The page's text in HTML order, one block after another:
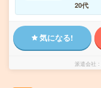
20代
気になる!
派遣会社